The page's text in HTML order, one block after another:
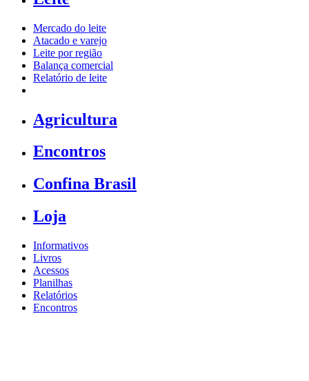
Mercado do leite
Atacado e varejo
Leite por região
Balança comercial
Relatório de leite
Agricultura
Encontros
Confina Brasil
Loja
Informativos
Livros
Acessos
Planilhas
Relatórios
Encontros